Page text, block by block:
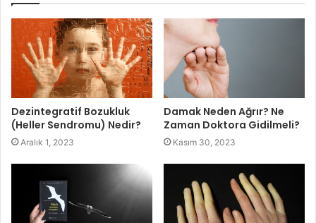
Dezintegratif Bozukluk
(Heller Sendromu) Nedir?
Aralık 1, 2023
Damak Neden Ağrır? Ne
Zaman Doktora Gidilmeli?
Kasım 30, 2023